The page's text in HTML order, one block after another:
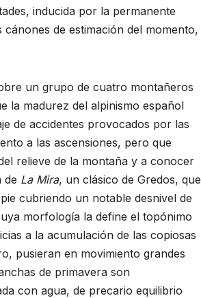
inducida por la permanente
de estimación del momento,
un grupo de cuatro montañeros
la madurez del alpinismo español
de accidentes provocados por las
a las ascensiones, pero que
relieve de la montaña y a conocer
de La Mira, un clásico de Gredos, que
cubriendo un notable desnivel de
morfología la define el topónimo
a la acumulación de las copiosas
pusieran en movimiento grandes
de primavera son
con agua, de precario equilibrio